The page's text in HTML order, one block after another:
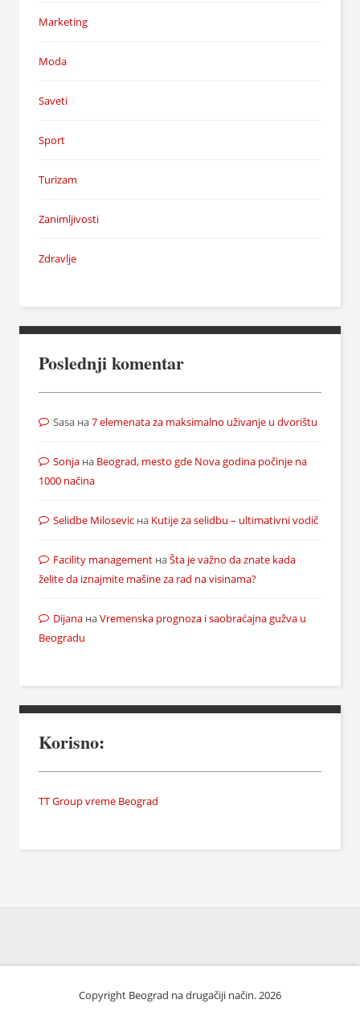
Marketing
Moda
Saveti
Sport
Turizam
Zanimljivosti
Zdravlje
Poslednji komentar
Sasa на7 elemenata za maksimalno uživanje u dvorištu
Sonja на Beograd, mesto gde Nova godina počinje na
1000 načina
Selidbe Milosevic на Kutije za selidbu – ultimativni vodič
Facility management наŠta je važno da znate kada
želite da iznajmite mašine za rad na visinama?
Dijana наVremenska prognoza i saobraćajna gužva u
Beogradu
Korisno:
TT Group vreme Beograd
Copyright Beograd na drugačiji način. 2026